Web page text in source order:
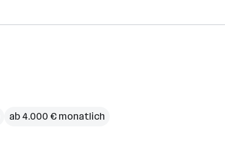
ab 4.000 € monatlich